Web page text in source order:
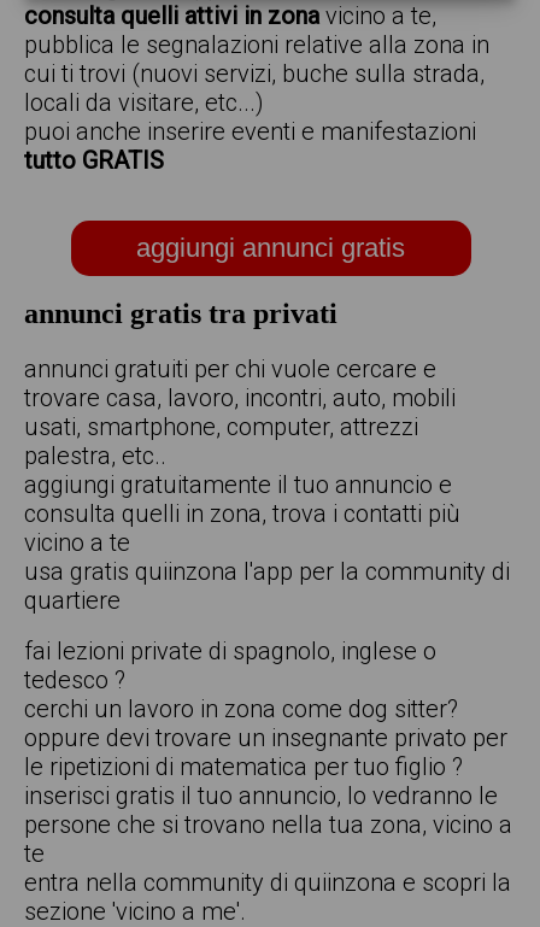
consulta quelli attivi in zona vicino a te,
pubblica le segnalazioni relative alla zona in
cui ti trovi (nuovi servizi, buche sulla strada,
locali da visitare, etc...)
puoi anche inserire eventi e manifestazioni
tutto GRATIS
aggiungi annunci gratis
annunci gratis tra privati
annunci gratuiti per chi vuole cercare e
trovare casa, lavoro, incontri, auto, mobili
usati, smartphone, computer, attrezzi
palestra, etc..
aggiungi gratuitamente il tuo annuncio e
consulta quelli in zona, trova i contatti più
vicino a te
usa gratis quiinzona l'app per la community di
quartiere
fai lezioni private di spagnolo, inglese o
tedesco ?
cerchi un lavoro in zona come dog sitter?
oppure devi trovare un insegnante privato per
le ripetizioni di matematica per tuo figlio ?
inserisci gratis il tuo annuncio, lo vedranno le
persone che si trovano nella tua zona, vicino a
te
entra nella community di quiinzona e scopri la
sezione 'vicino a me'.